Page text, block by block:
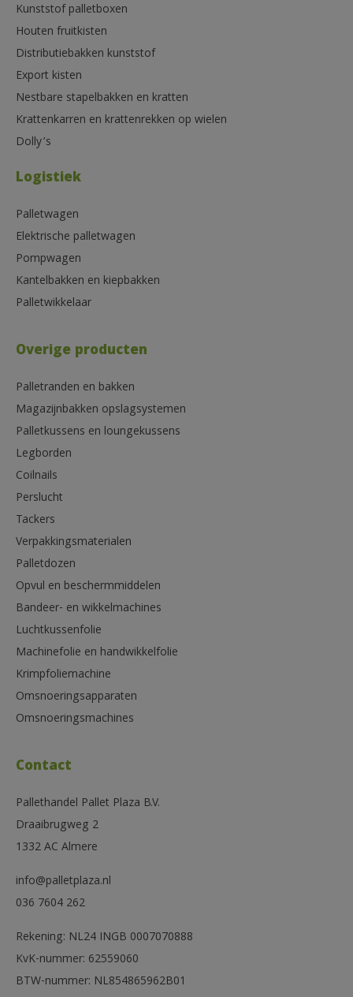
Kunststof palletboxen
Houten fruitkisten
Distributiebakken kunststof
Export kisten
Nestbare stapelbakken en kratten
Krattenkarren en krattenrekken op wielen
Dolly’s
Logistiek
Palletwagen
Elektrische palletwagen
Pompwagen
Kantelbakken en kiepbakken
Palletwikkelaar
Overige producten
Palletranden en bakken
Magazijnbakken opslagsystemen
Palletkussens en loungekussens
Legborden
Coilnails
Perslucht
Tackers
Verpakkingsmaterialen
Palletdozen
Opvul en beschermmiddelen
Bandeer- en wikkelmachines
Luchtkussenfolie
Machinefolie en handwikkelfolie
Krimpfoliemachine
Omsnoeringsapparaten
Omsnoeringsmachines
Contact
Pallethandel Pallet Plaza B.V.
Draaibrugweg 2
1332 AC Almere
info@palletplaza.nl
036 7604 262
Rekening: NL24 INGB 0007070888
KvK-nummer: 62559060
BTW-nummer: NL854865962B01